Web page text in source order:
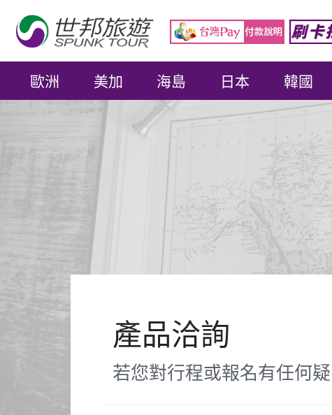
歐洲 美加 海島 日本 韓國
產品洽詢
若您對行程或報名有任何